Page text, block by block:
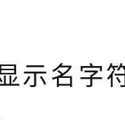
示名字